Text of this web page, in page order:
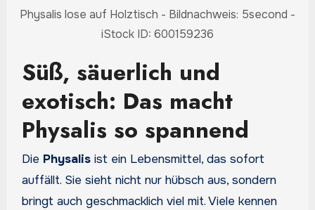
Physalis lose auf Holztisch - Bildnachweis: 5second -
iStock ID: 600159236
Süß, säuerlich und
exotisch: Das macht
Physalis so spannend
Die Physalisist ein Lebensmittel, das sofort
auffällt. Sie sieht nicht nur hübsch aus, sondern
bringt auch geschmacklich viel mit. Viele kennen